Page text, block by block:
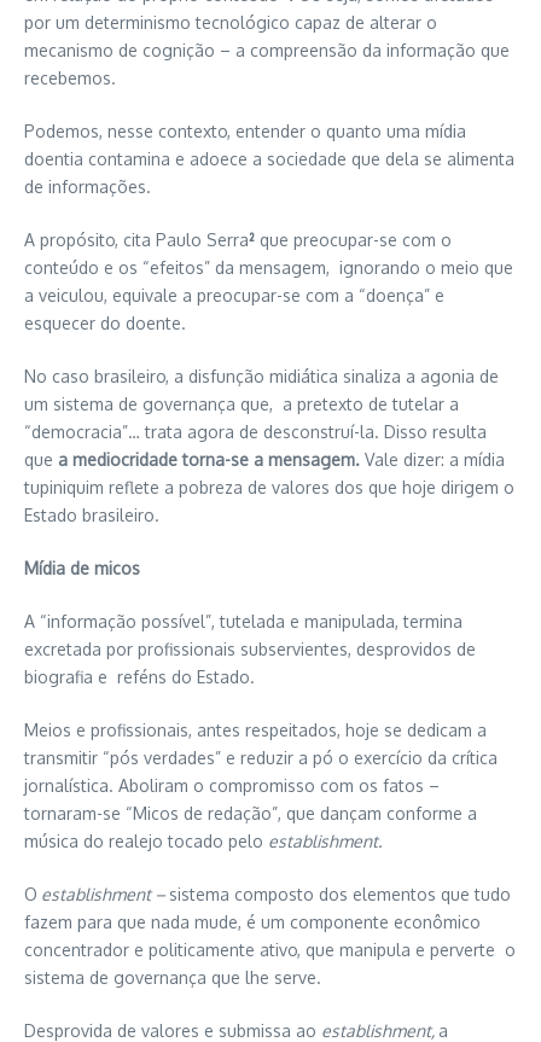
por um determinismo tecnológico capaz de alterar o
mecanismo de cognição – a compreensão da informação que
recebemos.
Podemos, nesse contexto, entender o quanto uma mídia
doentia contamina e adoece a sociedade que dela se alimenta
de informações.
A propósito, cita Paulo Serra² que preocupar-se com o
conteúdo e os “efeitos” da mensagem, ignorando o meio que
a veiculou, equivale a preocupar-se com a “doença” e
esquecer do doente.
No caso brasileiro, a disfunção midiática sinaliza a agonia de
um sistema de governança que, a pretexto de tutelar a
“democracia”… trata agora de desconstruí-la. Disso resulta
que a mediocridade torna-se a mensagem. Vale dizer: a mídia
tupiniquim reflete a pobreza de valores dos que hoje dirigem o
Estado brasileiro.
Mídia de micos
A “informação possível”, tutelada e manipulada, termina
excretada por profissionais subservientes, desprovidos de
biografia e reféns do Estado.
Meios e profissionais, antes respeitados, hoje se dedicam a
transmitir “pós verdades” e reduzir a pó o exercício da crítica
jornalística. Aboliram o compromisso com os fatos –
tornaram-se “Micos de redação”, que dançam conforme a
música do realejo tocado pelo establishment.
O establishment – sistema composto dos elementos que tudo
fazem para que nada mude, é um componente econômico
concentrador e politicamente ativo, que manipula e perverte o
sistema de governança que lhe serve.
Desprovida de valores e submissa ao establishment, a